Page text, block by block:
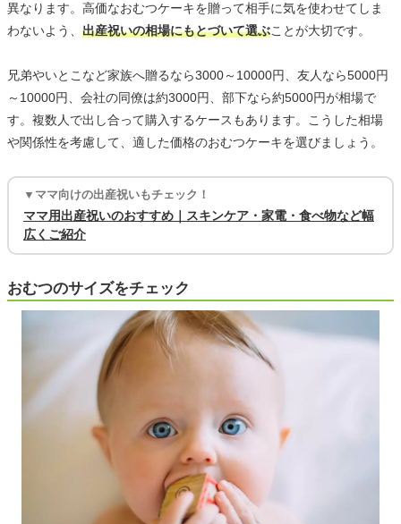
異なります。高価なおむつケーキを贈って相手に気を使わせてしま
わないよう、 出産祝いの相場にもとづいて選ぶことが大切です。
兄弟やいとこなど家族へ贈るなら3000～10000円、友人なら5000円
～10000円、会社の同僚は約3000円、部下なら約5000円が相場で
す。複数人で出し合って購入するケースもあります。こうした相場
や関係性を考慮して、適した価格のおむつケーキを選びましょう。
▼ママ向けの出産祝いもチェック！
ママ用出産祝いのおすすめ｜スキンケア・家電・食べ物など幅
広くご紹介
おむつのサイズをチェック